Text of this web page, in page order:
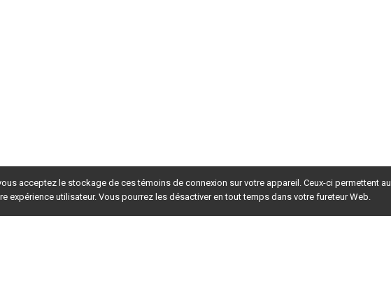
acceptez le stockage de ces témoins de connexion sur votre appareil. Ceux-ci permettent au
expérience utilisateur. Vous pourrez les désactiver en tout temps dans votre fureteur Web.